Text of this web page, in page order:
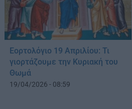
Εορτολόγιο 19 Απριλίου: Τι
γιορτάζουμε την Κυριακή του
Θωμά
19/04/2026 - 08:59